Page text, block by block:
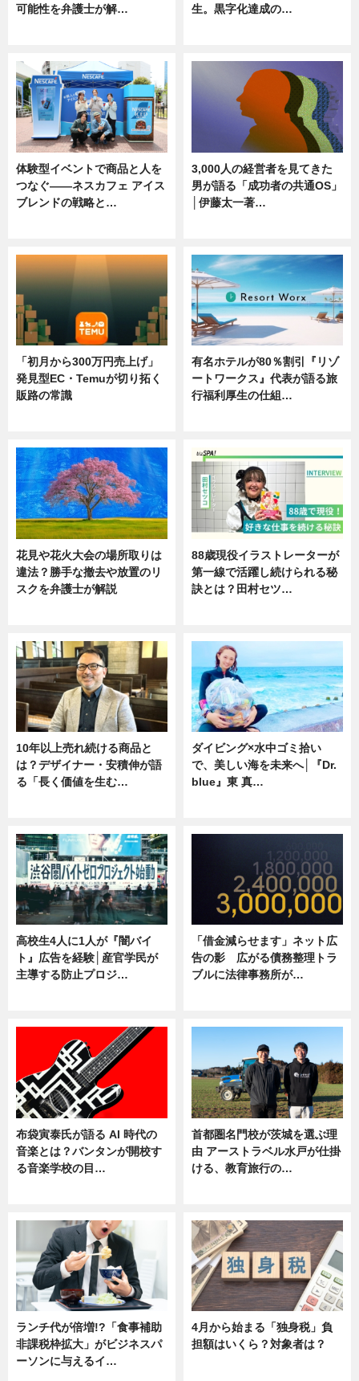
可能性を弁護士が解…
生。黒字化達成の…
体験型イベントで商品と人を
つなぐ――ネスカフェ アイス
ブレンドの戦略と…
3,000人の経営者を見てきた
男が語る「成功者の共通OS」
│伊藤太一著…
「初月から300万円売上げ」
発見型EC・Temuが切り拓く
販路の常識
有名ホテルが80％割引『リゾ
ートワークス』代表が語る旅
行福利厚生の仕組…
花見や花火大会の場所取りは
違法？勝手な撤去や放置のリ
スクを弁護士が解説
88歳現役イラストレーターが
第一線で活躍し続けられる秘
訣とは？田村セツ…
10年以上売れ続ける商品と
は？デザイナー・安積伸が語
る「長く価値を生む…
ダイビング×水中ゴミ拾い
で、美しい海を未来へ│『Dr.
blue』東 真…
高校生4人に1人が『闇バイ
ト』広告を経験│産官学民が
主導する防止プロジ…
「借金減らせます」ネット広
告の影 広がる債務整理トラ
ブルに法律事務所が…
布袋寅泰氏が語る AI 時代の
音楽とは？バンタンが開校す
る音楽学校の目…
首都圏名門校が茨城を選ぶ理
由 アーストラベル水戸が仕掛
ける、教育旅行の…
ランチ代が倍増!?「食事補助
非課税枠拡大」がビジネスパ
ーソンに与えるイ…
4月から始まる「独身税」負
担額はいくら？対象者は？